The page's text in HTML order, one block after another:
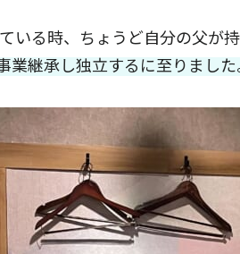
いる時、ちょうど自分の父が
業継承し独立するに至りまし